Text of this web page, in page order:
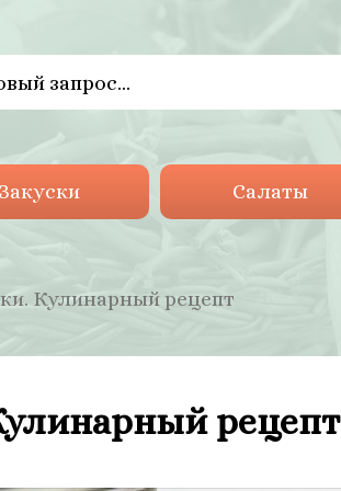
Закуски Салаты
Кулинарный рецепт
рецепт